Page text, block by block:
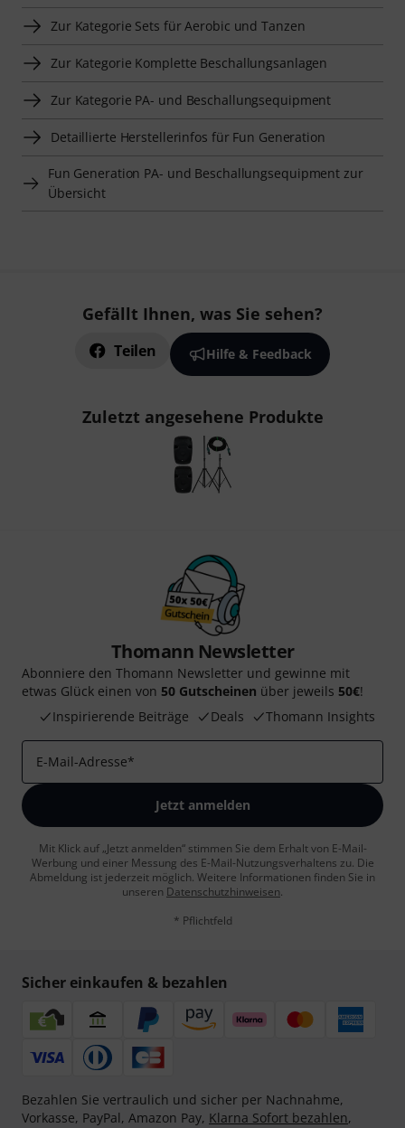
Zur Kategorie Sets für Aerobic und Tanzen
Zur Kategorie Komplette Beschallungsanlagen
Zur Kategorie PA- und Beschallungsequipment
Detaillierte Herstellerinfos für Fun Generation
Fun Generation PA- und Beschallungsequipment zur
Übersicht
Gefällt Ihnen, was Sie sehen?
Teilen Hilfe & Feedback
Zuletzt angesehene Produkte
Thomann Newsletter
Abonniere den Thomann Newsletter und gewinne mit
etwas Glück einen von 50 Gutscheinen über jeweils 50€!
Inspirierende Beiträge
Deals Thomann Insights
E-Mail-Adresse*
Jetzt anmelden
Mit Klick auf „Jetzt anmelden“ stimmen Sie dem Erhalt von E-Mail-
Werbung und einer Messung des E-Mail-Nutzungsverhaltens zu. Die
Abmeldung ist jederzeit möglich. Weitere Informationen finden Sie in
unseren Datenschutzhinweisen.
* Pflichtfeld
Sicher einkaufen & bezahlen
Bezahlen Sie vertraulich und sicher per Nachnahme,
Vorkasse, PayPal, Amazon Pay, Klarna Sofort bezahlen,